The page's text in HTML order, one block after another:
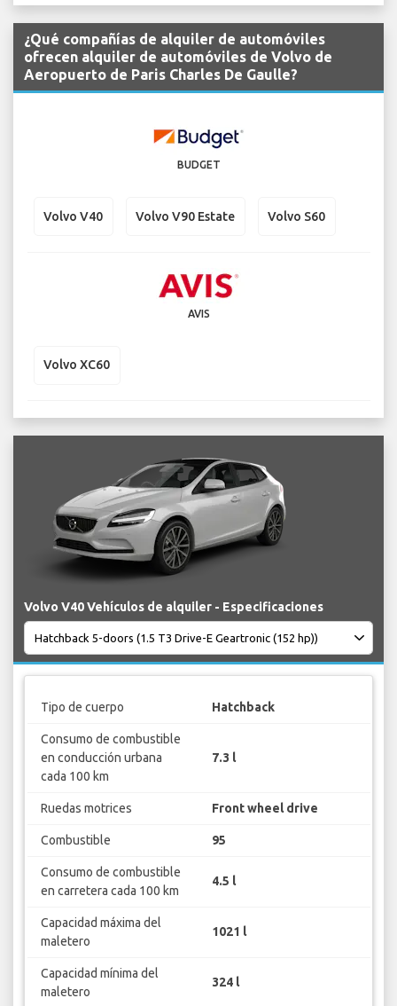
¿Qué compañías de alquiler de automóviles
ofrecen alquiler de automóviles de Volvo de
Aeropuerto de Paris Charles De Gaulle?
BUDGET
Volvo V40 Volvo V90 Estate Volvo S60
AVIS
Volvo XC60
Volvo V40 Vehículos de alquiler - Especificaciones
Tipo de cuerpo Hatchback
Consumo de combustible
en conducción urbana
cada 100 km
7.3 l
Ruedas motrices Front wheel drive
Combustible 95
Consumo de combustible
en carretera cada 100 km
4.5 l
Capacidad máxima del
maletero
1021 l
Capacidad mínima del
maletero
324 l